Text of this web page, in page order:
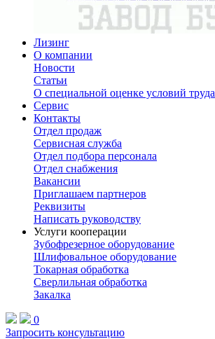
Лизинг
О компании
Новости
Статьи
О специальной оценке условий труда
Сервис
Контакты
Отдел продаж
Сервисная служба
Отдел подбора персонала
Отдел снабжения
Вакансии
Приглашаем партнеров
Реквизиты
Написать руководству
Услуги кооперации
Зубофрезерное оборудование
Шлифовальное оборудование
Токарная обработка
Cверлильная обработка
Закалка
0
Запросить консультацию